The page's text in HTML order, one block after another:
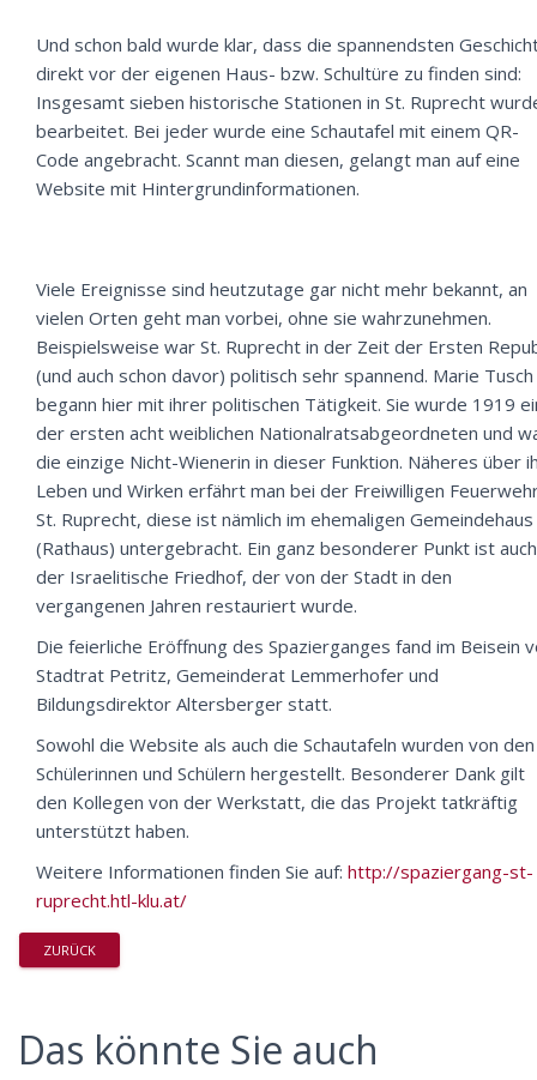
Und schon bald wurde klar, dass die spannendsten
direkt vor der eigenen Haus- bzw. Schultüre zu finden sind:
Insgesamt sieben historische Stationen in St. Ruprecht
bearbeitet. Bei jeder wurde eine Schautafel mit einem QR-
Code angebracht. Scannt man diesen, gelangt man auf eine
Website mit Hintergrundinformationen.
Viele Ereignisse sind heutzutage gar nicht mehr bekannt, an
vielen Orten geht man vorbei, ohne sie wahrzunehmen.
Beispielsweise war St. Ruprecht in der Zeit der Ersten
(und auch schon davor) politisch sehr spannend. Marie Tusch
begann hier mit ihrer politischen Tätigkeit. Sie wurde 1919
der ersten acht weiblichen Nationalratsabgeordneten und
die einzige Nicht-Wienerin in dieser Funktion. Näheres über
Leben und Wirken erfährt man bei der Freiwilligen
St. Ruprecht, diese ist nämlich im ehemaligen Gemeindehaus
(Rathaus) untergebracht. Ein ganz besonderer Punkt ist auch
der Israelitische Friedhof, der von der Stadt in den
vergangenen Jahren restauriert wurde.
Die feierliche Eröffnung des Spazierganges fand im Beisein
Stadtrat Petritz, Gemeinderat Lemmerhofer und
Bildungsdirektor Altersberger statt.
Sowohl die Website als auch die Schautafeln wurden von den
Schülerinnen und Schülern hergestellt. Besonderer Dank gilt
den Kollegen von der Werkstatt, die das Projekt tatkräftig
unterstützt haben.
Weitere Informationen finden Sie auf: http://spaziergang-st-
ruprecht.htl-klu.at/
ZURÜCK
Das könnte Sie auch